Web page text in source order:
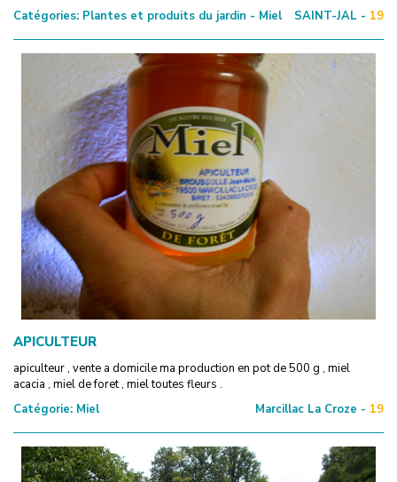
Catégories: Plantes et produits du jardin - Miel SAINT-JAL - 19
APICULTEUR
apiculteur , vente a domicile ma production en pot de 500 g , miel
acacia , miel de foret , miel toutes fleurs .
Catégorie: Miel Marcillac La Croze - 19